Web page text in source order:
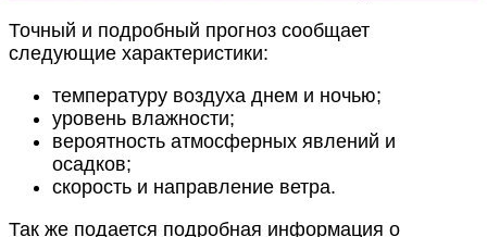
Точный и подробный прогноз сообщает
следующие характеристики:
температуру воздуха днем и ночью;
уровень влажности;
вероятность атмосферных явлений и
осадков;
скорость и направление ветра.
Так же подается подробная информация о